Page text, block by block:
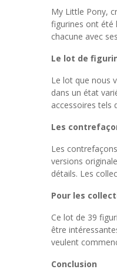
My Little Pony,
figurines ont été
chacune avec
Le lot de
Le lot que nous
dans un état
accessoires tels
Les
Les
versions
détails. Les
Pour les
Ce lot de 39
être
veulent
Conclusion